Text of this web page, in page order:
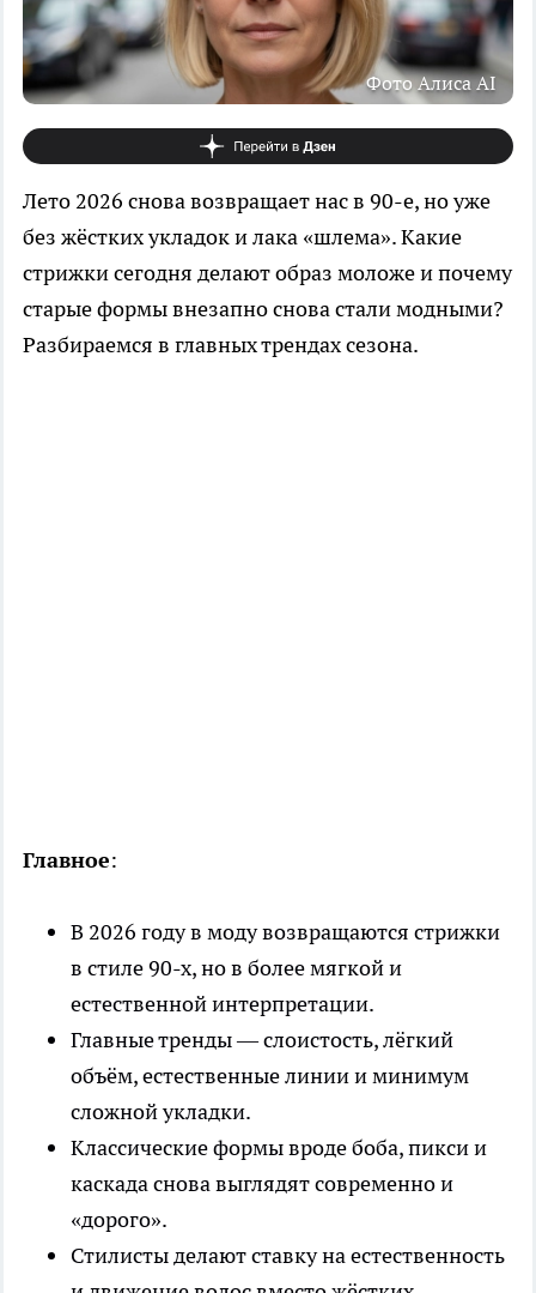
Фото Алиса AI
Лето 2026 снова возвращает нас в 90-е, но уже
без жёстких укладок и лака «шлема». Какие
стрижки сегодня делают образ моложе и почему
старые формы внезапно снова стали модными?
Разбираемся в главных трендах сезона.
Главное:
В 2026 году в моду возвращаются стрижки
в стиле 90-х, но в более мягкой и
естественной интерпретации.
Главные тренды — слоистость, лёгкий
объём, естественные линии и минимум
сложной укладки.
Классические формы вроде боба, пикси и
каскада снова выглядят современно и
«дорого».
Стилисты делают ставку на естественность